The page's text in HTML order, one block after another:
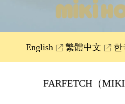
English 繁體中文 한
FARFETCH（